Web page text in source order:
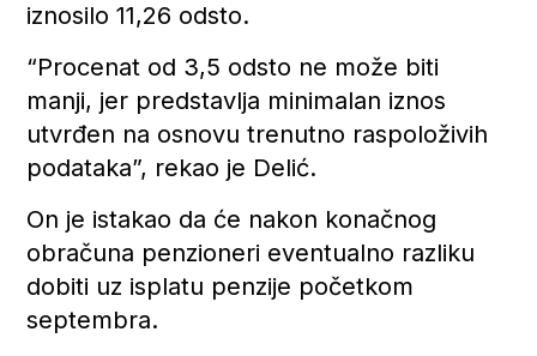
iznosilo 11,26 odsto.
“Procenat od 3,5 odsto ne može biti
manji, jer predstavlja minimalan iznos
utvrđen na osnovu trenutno raspoloživih
podataka”, rekao je Delić.
On je istakao da će nakon konačnog
obračuna penzioneri eventualno razliku
dobiti uz isplatu penzije početkom
septembra.